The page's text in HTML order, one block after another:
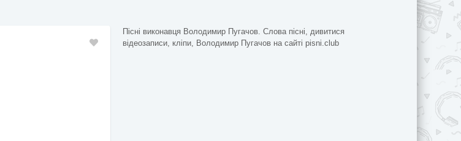
Пісні виконавця Володимир Пугачов. Слова пісні, дивитися
відеозаписи, кліпи, Володимир Пугачов на сайті pisni.club